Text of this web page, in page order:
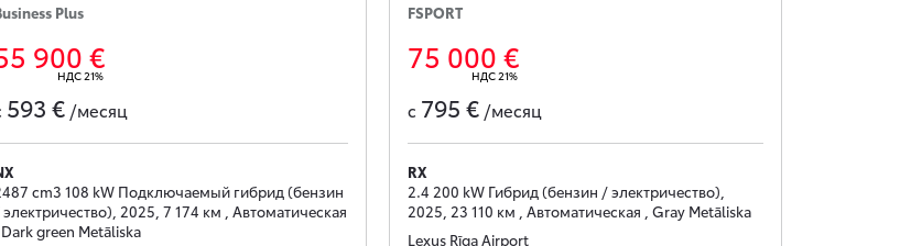
Plus
900 €
НДС 21%
593 €/месяц
cm3 108 kW Подключаемый гибрид (бензин
2025, 7 174 км , Автоматическая
, Dark green Metāliska
FSPORT
75 000 €
НДС 21%
с 795 € /месяц
RX
2.4 200 kW Гибрид (бензин / электричество),
2025, 23 110 км , Автоматическая , Gray Metāliska
Lexus Rīga Airport